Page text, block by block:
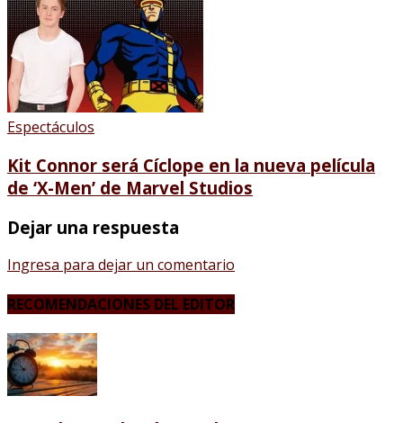
Espectáculos
Kit Connor será Cíclope en la nueva película
de ‘X-Men’ de Marvel Studios
Dejar una respuesta
Ingresa para dejar un comentario
RECOMENDACIONES DEL EDITOR